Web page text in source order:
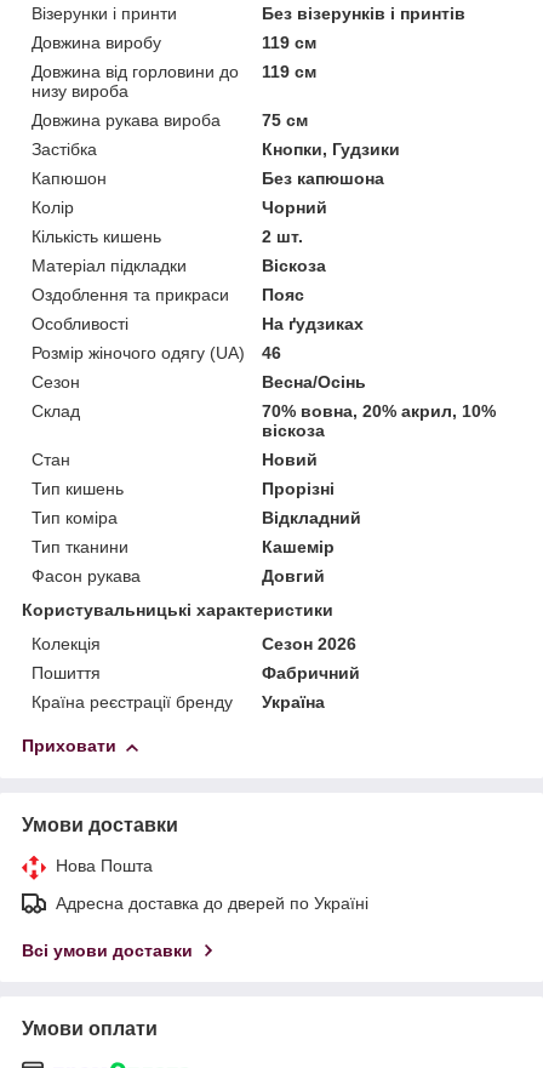
Візерунки і принти
Без візерунків і принтів
Довжина виробу
119 см
Довжина від горловини до
низу вироба
119 см
Довжина рукава вироба
75 см
Застібка
Кнопки, Гудзики
Капюшон
Без капюшона
Колір
Чорний
Кількість кишень
2 шт.
Матеріал підкладки
Віскоза
Оздоблення та прикраси
Пояс
Особливості
На ґудзиках
Розмір жіночого одягу (UA)
46
Сезон
Весна/Осінь
Склад
70% вовна, 20% акрил, 10%
віскоза
Стан
Новий
Тип кишень
Прорізні
Тип коміра
Відкладний
Тип тканини
Кашемір
Фасон рукава
Довгий
Користувальницькі характеристики
Колекція
Сезон 2026
Пошиття
Фабричний
Країна реєстрації бренду
Україна
Приховати
Умови доставки
Нова Пошта
Адресна доставка до дверей по Україні
Всі умови доставки
Умови оплати